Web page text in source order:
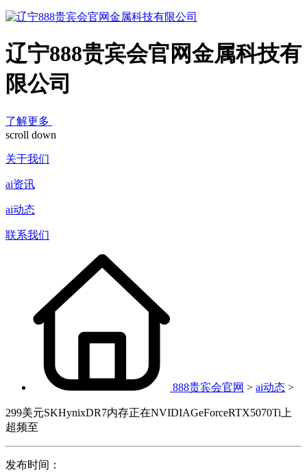
辽宁888贵宾会官网金属科技有
限公司
了解更多
scroll down
关于我们
ai资讯
ai动态
联系我们
888贵宾会官网 > ai动态 >
299美元SKHynixDR7内存正在NVIDIAGeForceRTX5070Ti上
超频至
发布时间：